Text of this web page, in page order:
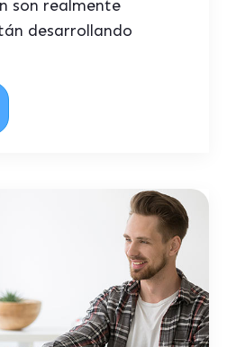
son realmente
desarrollando